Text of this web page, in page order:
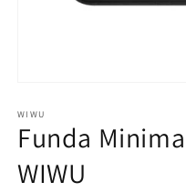
multimedia
1
en
ventana
modal
WIWU
Funda
WIWU